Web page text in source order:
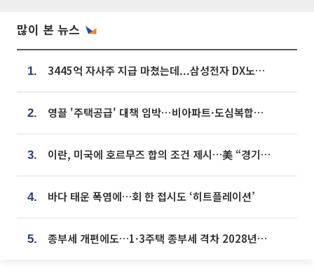
많이 본 뉴스
1. 3445억 자사주 지급 마쳤는데...삼성전자 DX노조, 뒤늦은 '떼쓰기 집회'
2. 영끌 '주택공급' 대책 임박⋯비아파트·도심복합까지 총동원
3. 이란, 미국에 호르무즈 합의 조건 제시…美 “경기 아직 안 끝나” [종합]
4. 바다 태운 폭염에…회 한 접시도 ‘히트플레이션’
5. 종부세 개편에도…1·3주택 종부세 격차 2028년부터 확대